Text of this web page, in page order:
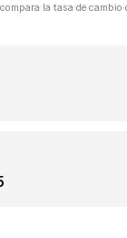
la tasa de cambio